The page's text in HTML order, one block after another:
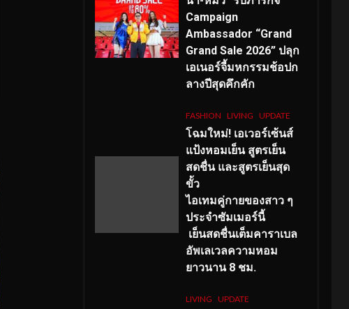
Campaign
Ambassador “Grand
Grand Sale 2026” ปลุก
เอเนอร์จี้มหกรรมช้อปก
ลางปีสุดคึกคัก
FASHION LIVING UPDATE
โฉมใหม่! เอเวอร์เซ้นส์
แป้งหอมเย็น สูตรเย็น
สดชื่น และสูตรเย็นสุด
ขั้ว
ไอเทมคู่กายของสาว ๆ
ประจำซัมเมอร์นี้
เย็นสดชื่นเต็มคาราเบล
อัพเลเวลความหอม
ยาวนาน 8 ชม.
LIVING UPDATE